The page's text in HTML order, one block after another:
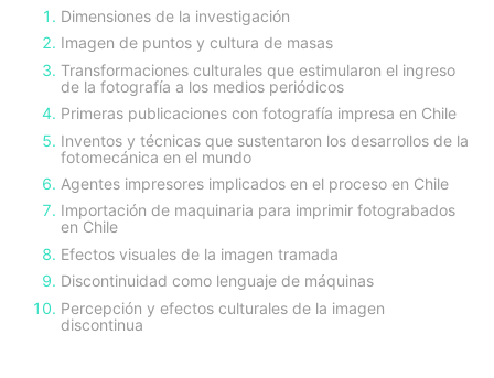
Dimensiones de la investigación
Imagen de puntos y cultura de masas
Transformaciones culturales que estimularon el ingreso
de la fotografía a los medios periódicos
Primeras publicaciones con fotografía impresa en Chile
Inventos y técnicas que sustentaron los desarrollos de la
fotomecánica en el mundo
Agentes impresores implicados en el proceso en Chile
Importación de maquinaria para imprimir fotograbados
en Chile
Efectos visuales de la imagen tramada
Discontinuidad como lenguaje de máquinas
Percepción y efectos culturales de la imagen
discontinua